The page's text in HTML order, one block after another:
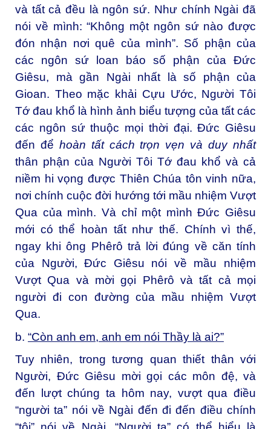
và tất cả đều là ngôn sứ. Như chính Ngài đã
nói về mình: “Không một ngôn sứ nào được
đón nhận nơi quê của mình”. Số phận của
các ngôn sứ loan báo số phận của Đức
Giêsu, mà gần Ngài nhất là số phận của
Gioan. Theo mặc khải Cựu Ước, Người Tôi
Tớ đau khổ là hình ảnh biểu tượng của tất các
các ngôn sứ thuộc mọi thời đại. Đức Giêsu
đến để hoàn tất cách trọn vẹn và duy nhất
thân phận của Người Tôi Tớ đau khổ và cả
niềm hi vọng được Thiên Chúa tôn vinh nữa,
nơi chính cuộc đời hướng tới mầu nhiệm Vượt
Qua của mình. Và chỉ một mình Đức Giêsu
mới có thể hoàn tất như thế. Chính vì thế,
ngay khi ông Phêrô trả lời đúng về căn tính
của Người, Đức Giêsu nói về mầu nhiệm
Vượt Qua và mời gọi Phêrô và tất cả mọi
người đi con đường của mầu nhiệm Vượt
Qua.
b. “Còn anh em, anh em nói Thầy là ai?”
Tuy nhiên, trong tương quan thiết thân với
Người, Đức Giêsu mời gọi các môn đệ, và
đến lượt chúng ta hôm nay, vượt qua điều
“người ta” nói về Ngài đến đi đến điều chính